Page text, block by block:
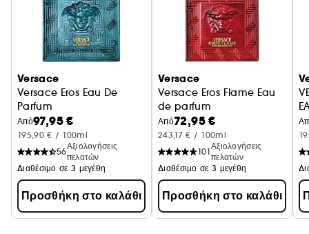
Versace
Versace Eros Eau De
Parfum
Από97,95 €
195,90 € / 100ml
56
Αξιολογήσεις
πελατών
Διαθέσιμο σε 3 μεγέθη
Προσθήκη στο καλάθι
Versace
Versace Eros Flame Eau
de parfum
Από72,95 €
243,17 € / 100ml
101
Αξιολογήσεις
πελατών
Διαθέσιμο σε 3 μεγέθη
Προσθήκη στο καλάθι